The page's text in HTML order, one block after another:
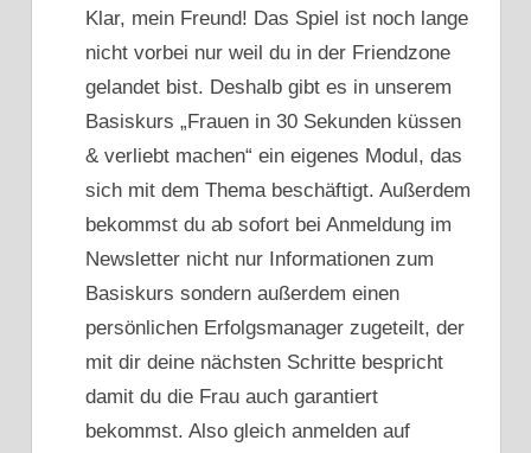
Klar, mein Freund! Das Spiel ist noch lange
nicht vorbei nur weil du in der Friendzone
gelandet bist. Deshalb gibt es in unserem
Basiskurs „Frauen in 30 Sekunden küssen
& verliebt machen“ ein eigenes Modul, das
sich mit dem Thema beschäftigt. Außerdem
bekommst du ab sofort bei Anmeldung im
Newsletter nicht nur Informationen zum
Basiskurs sondern außerdem einen
persönlichen Erfolgsmanager zugeteilt, der
mit dir deine nächsten Schritte bespricht
damit du die Frau auch garantiert
bekommst. Also gleich anmelden auf